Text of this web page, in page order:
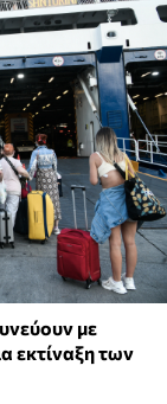
με
εκτίναξη των